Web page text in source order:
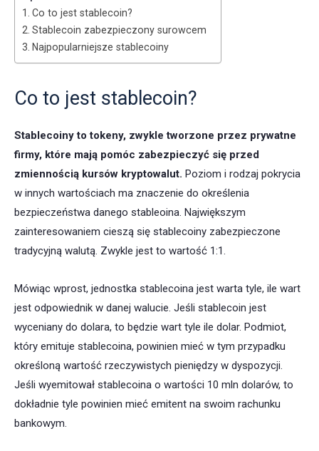
Co to jest stablecoin?
Stablecoin zabezpieczony surowcem
Najpopularniejsze stablecoiny
Co to jest stablecoin?
Stablecoiny to tokeny, zwykle tworzone przez prywatne
firmy, które mają pomóc zabezpieczyć się przed
zmiennością kursów kryptowalut. Poziom i rodzaj pokrycia
w innych wartościach ma znaczenie do określenia
bezpieczeństwa danego stableoina. Największym
zainteresowaniem cieszą się stablecoiny zabezpieczone
tradycyjną walutą. Zwykle jest to wartość 1:1.
Mówiąc wprost, jednostka stablecoina jest warta tyle, ile wart
jest odpowiednik w danej walucie. Jeśli stablecoin jest
wyceniany do dolara, to będzie wart tyle ile dolar. Podmiot,
który emituje stablecoina, powinien mieć w tym przypadku
określoną wartość rzeczywistych pieniędzy w dyspozycji.
Jeśli wyemitował stablecoina o wartości 10 mln dolarów, to
dokładnie tyle powinien mieć emitent na swoim rachunku
bankowym.